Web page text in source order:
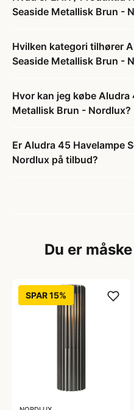
Seaside Metallisk Brun -
Hvilken kategori tilhører
Seaside Metallisk Brun -
Hvor kan jeg købe Aludra
Metallisk Brun - Nordlux?
Er Aludra 45 Havelampe
Nordlux på tilbud?
Du er
SPAR 15%